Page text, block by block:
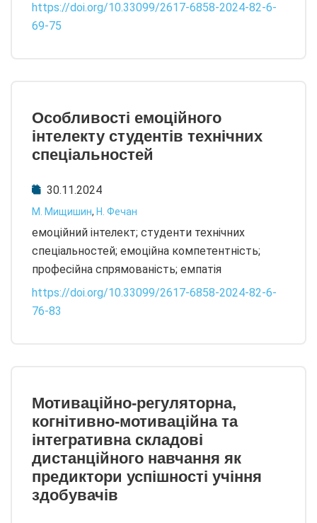
https://doi.org/10.33099/2617-6858-2024-82-6-
69-75
Особливості емоційного
інтелекту студентів технічних
спеціальностей
30.11.2024
М. Мищишин, Н. Фечан
емоційний інтелект; студенти технічних
спеціальностей; емоційна компетентність;
професійна спрямованість; емпатія
https://doi.org/10.33099/2617-6858-2024-82-6-
76-83
Мотиваційно-регуляторна,
когнітивно-мотиваційна та
інтегративна складові
дистанційного навчання як
предиктори успішності учіння
здобувачів